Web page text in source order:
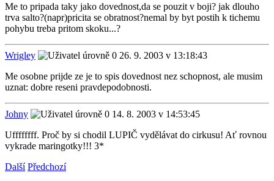
Me to pripada taky jako dovednost,da se pouzit v boji? jak dlouho
trva salto?(napr)pricita se obratnost?nemal by byt postih k tichemu
pohybu treba pritom skoku...?
Wrigley
26. 9. 2003 v 13:18:43
Me osobne prijde ze je to spis dovednost nez schopnost, ale musim
uznat: dobre reseni pravdepodobnosti.
Johny
14. 8. 2003 v 14:53:45
Uffffffff. Proč by si chodil LUPIČ vydělávat do cirkusu! Ať rovnou
vykrade maringotky!!! 3*
Další Předchozí